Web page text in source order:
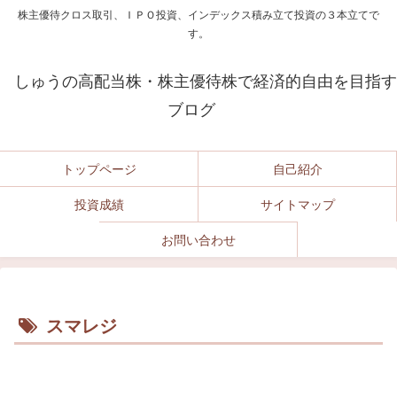
株主優待クロス取引、ＩＰＯ投資、インデックス積み立て投資の３本立てで
す。
しゅうの高配当株・株主優待株で経済的自由を目指す
ブログ
トップページ 自己紹介
投資成績 サイトマップ
お問い合わせ
スマレジ